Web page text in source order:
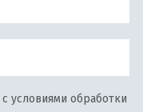
условиями обработки